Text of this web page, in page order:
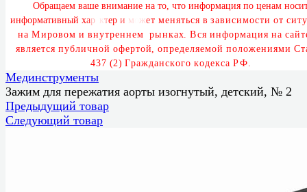
Обращаем ваше внимание на то, что информация по ценам носи
информативный хар актер и м ожет меняться в зависимости от ситу
на Мировом и внутреннем рынках. Вся информация на сайт
является публичной офертой, определяемой положениями Ст
437 (2) Гражданского кодекса РФ.
Мединструменты
Зажим для пережатия аорты изогнутый, детский, № 2
Предыдущий товар
Следующий товар